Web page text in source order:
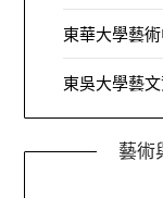
東華大學藝
東吳大學藝
藝術